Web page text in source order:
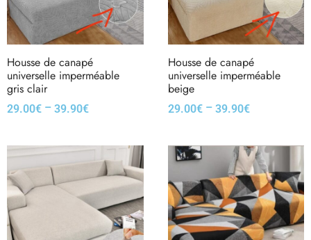
Housse de canapé
universelle imperméable
gris clair
29.00€ – 39.90€
Housse de canapé
universelle imperméable
beige
29.00€– 39.90€